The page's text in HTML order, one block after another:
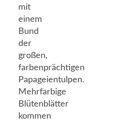
mit
einem
Bund
der
großen,
farbenprächtigen
Papageientulpen.
Mehrfarbige
Blütenblätter
kommen